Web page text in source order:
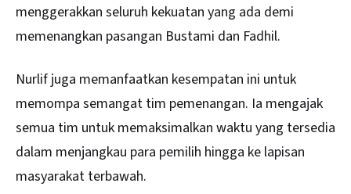
menggerakkan seluruh kekuatan yang ada demi
memenangkan pasangan Bustami dan Fadhil.
Nurlif juga memanfaatkan kesempatan ini untuk
memompa semangat tim pemenangan. Ia mengajak
semua tim untuk memaksimalkan waktu yang tersedia
dalam menjangkau para pemilih hingga ke lapisan
masyarakat terbawah.